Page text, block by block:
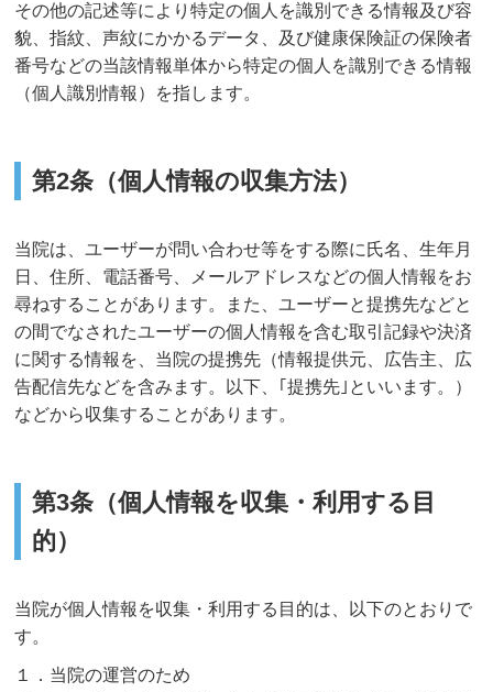
その他の記述等により特定の個人を識別できる情報及び容
貌、指紋、声紋にかかるデータ、及び健康保険証の保険者
番号などの当該情報単体から特定の個人を識別できる情報
（個人識別情報）を指します。
第2条（個人情報の収集方法）
当院は、ユーザーが問い合わせ等をする際に氏名、生年月
日、住所、電話番号、メールアドレスなどの個人情報をお
尋ねすることがあります。また、ユーザーと提携先などと
の間でなされたユーザーの個人情報を含む取引記録や決済
に関する情報を、当院の提携先（情報提供元、広告主、広
告配信先などを含みます。以下、｢提携先｣といいます。）
などから収集することがあります。
第3条（個人情報を収集・利用する目
的）
当院が個人情報を収集・利用する目的は、以下のとおりで
す。
１．当院の運営のため